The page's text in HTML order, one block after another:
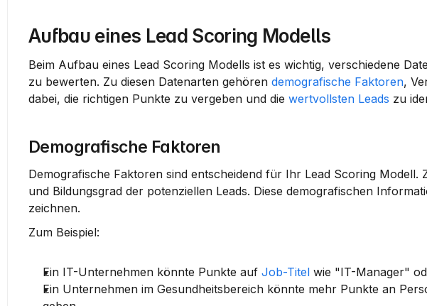
Aufbau eines Lead Scoring Modells
Beim Aufbau eines Lead Scoring Modells ist es wichtig, verschiedene
zu bewerten. Zu diesen Datenarten gehören demografische Faktoren,
dabei, die richtigen Punkte zu vergeben und die wertvollsten Leads zu
Demografische Faktoren
Demografische Faktoren sind entscheidend für Ihr Lead Scoring Modell.
und Bildungsgrad der potenziellen Leads. Diese demografischen
zeichnen.
Zum Beispiel:
Ein IT-Unternehmen könnte Punkte auf Job-Titel wie "IT-Manager"
Ein Unternehmen im Gesundheitsbereich könnte mehr Punkte an